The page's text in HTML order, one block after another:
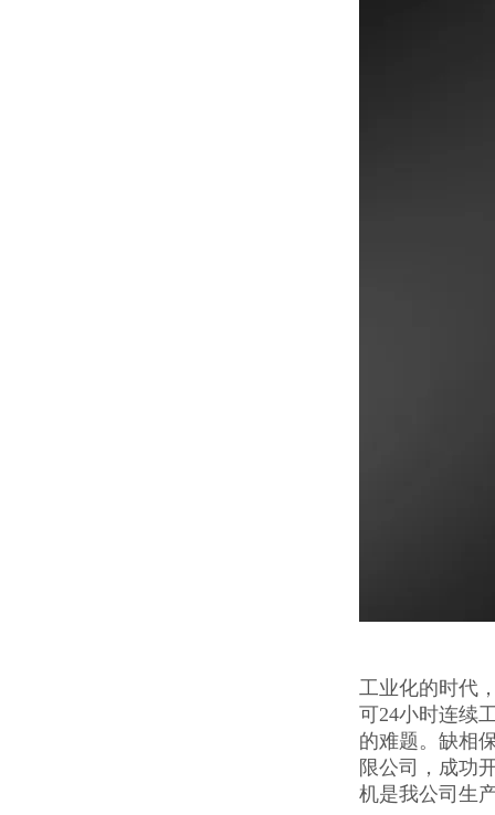
工业化的时代
可24小时连续
的难题。缺相
限公司，成功
机是我公司生